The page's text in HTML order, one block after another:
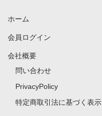
ホーム
会員ログイン
会社概要
問い合わせ
PrivacyPolicy
特定商取引法に基づく表示